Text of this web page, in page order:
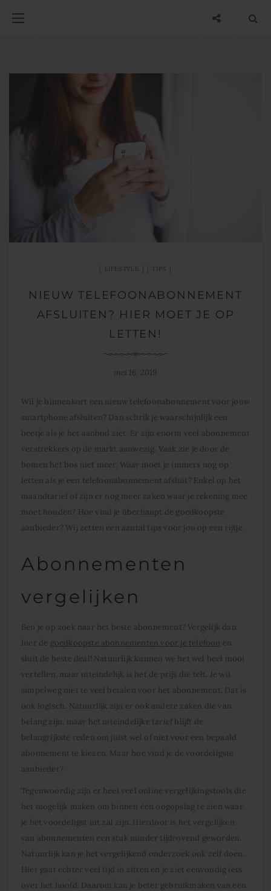
LIFESTYLE TIPS
NIEUW TELEFOONABONNEMENT
AFSLUITEN? HIER MOET JE OP
LETTEN!
mei 16, 2019
Wil je binnenkort een nieuw telefoonabonnement voor jouw
smartphone afsluiten? Dan schrik je waarschijnlijk een
beetje als je het aanbod ziet. Er zijn enorm veel abonnement
verstrekkers op de markt aanwezig. Vaak zie je door de
bomen het bos niet meer. Waar moet je immers nog op
letten als je een telefoonabonnement afsluit? Enkel op het
maandtarief of zijn er nog meer zaken waar je rekening mee
moet houden? Hoe vind je überhaupt de goedkoopste
aanbieder? Wij zetten een aantal tips voor jou op een rijtje.
Abonnementen
vergelijken
Ben je op zoek naar het beste abonnement? Vergelijk dan
hier de goedkoopste abonnementen voor je telefoon en
sluit de beste deal! Natuurlijk kunnen we het wel heel mooi
vertellen, maar uiteindelijk is het de prijs die telt. Je wil
simpelweg niet te veel betalen voor het abonnement. Dat is
ook logisch. Natuurlijk zijn er ook andere zaken die van
belang zijn, maar het uiteindelijke tarief blijft de
belangrijkste reden om juist wel of niet voor een bepaald
abonnement te kiezen. Maar hoe vind je de voordeligste
aanbieder?
Tegenwoordig zijn er heel veel online vergelijkingstools die
het mogelijk maken om binnen één oogopslag te zien waar
je het voordeligst uit zal zijn. Hierdoor is het vergelijken
van abonnementen een stuk minder tijdrovend geworden.
Natuurlijk kan je het vergelijkend onderzoek ook zelf doen.
Hier gaat echter veel tijd in zitten en je ziet eenvoudig iets
over het hoofd. Daarom kan je beter gebruikmaken van een